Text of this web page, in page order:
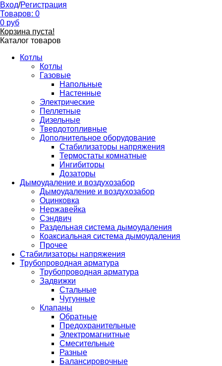
Вход/Регистрация
Товаров: 0
0 руб
Корзина пуста!
Каталог товаров
Котлы
Котлы
Газовые
Напольные
Настенные
Электрические
Пеллетные
Дизельные
Твердотопливные
Дополнительное оборудование
Стабилизаторы напряжения
Термостаты комнатные
Ингибиторы
Дозаторы
Дымоудаление и воздухозабор
Дымоудаление и воздухозабор
Оцинковка
Нержавейка
Сэндвич
Раздельная система дымоудаления
Коаксиальная система дымоудаления
Прочее
Стабилизаторы напряжения
Трубопроводная арматура
Трубопроводная арматура
Задвижки
Стальные
Чугунные
Клапаны
Обратные
Предохранительные
Электромагнитные
Смесительные
Разные
Балансировочные